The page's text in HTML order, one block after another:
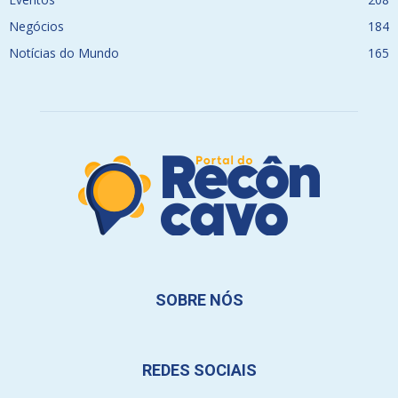
Negócios
184
Notícias do Mundo
165
SOBRE NÓS
REDES SOCIAIS